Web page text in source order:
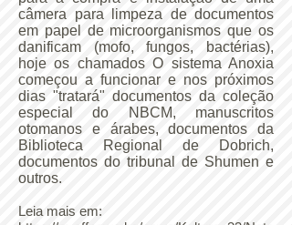
câmera para limpeza de documentos
em papel de microorganismos que os
danificam (mofo, fungos, bactérias),
hoje os chamados O sistema Anoxia
começou a funcionar e nos próximos
dias "tratará" documentos da coleção
especial do NBCM, manuscritos
otomanos e árabes, documentos da
Biblioteca Regional de Dobrich,
documentos do tribunal de Shumen e
outros.
Leia mais em: